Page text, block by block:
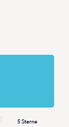
5 Sterne